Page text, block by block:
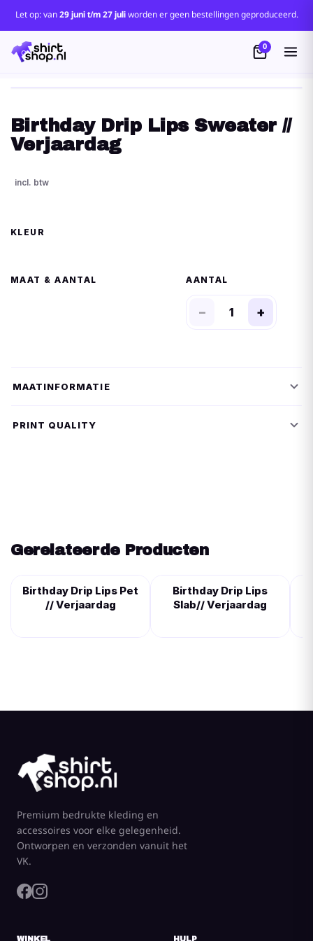
Let op: van29 juni t/m 27 juliworden er geen bestellingen geproduceerd.
0
Birthday Drip Lips Sweater //
Verjaardag
MAAT
− +
MAATINFORMATIE
PRINT QUALITY
Gerelateerde Producten
Birthday Drip Lips Pet
// Verjaardag
Birthday Drip Lips
Slab// Verjaardag
Premium bedrukte kleding en
accessoires voor elke gelegenheid.
Ontworpen en verzonden vanuit het
VK.
WINKEL HULP